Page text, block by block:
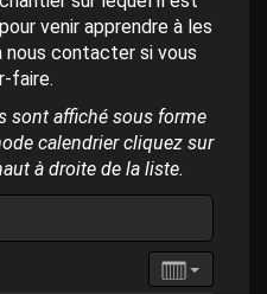
venir apprendre à les
nous contacter si vous
faire.
sont affiché sous forme
calendrier cliquez sur
à droite de la liste.